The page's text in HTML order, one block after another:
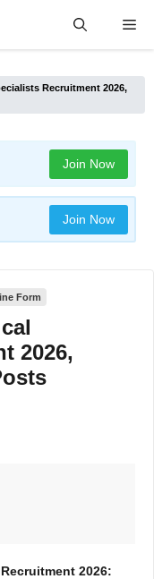
Recruitment 2026,
Join Now
Join Now
Form
2026,
2026: